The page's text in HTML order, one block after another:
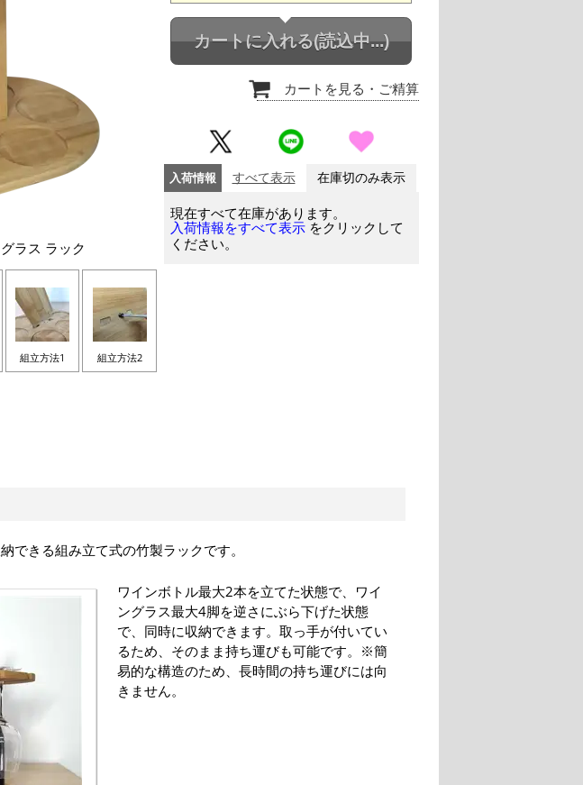
ラス ラック
組立方法1 組立方法2
カートに入れる(読込中...)
カートを見る ・ご精算
入荷情報 すべて表示 在庫切のみ表示
現在すべて在庫があります。
入荷情報をすべて表示 をクリックして
ください。
できる組み立て式の竹製ラックです。
ワインボトル最大2本を立てた状態で、ワイ
ングラス最大4脚を逆さにぶら下げた状態
で、同時に収納できます。取っ手が付いてい
るため、そのまま持ち運びも可能です。※簡
易的な構造のため、長時間の持ち運びには向
きません。